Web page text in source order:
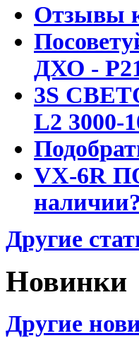
Отзывы
ДХО -
3S
L2 3000-
VX-6R
наличии?
Другие
Новинки
Другие